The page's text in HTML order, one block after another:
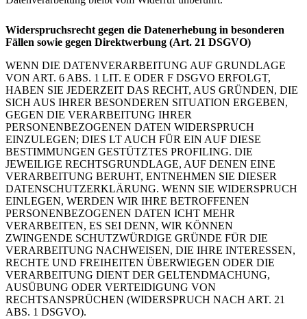
Widerspruchsrecht gegen die Datenerhebung in besonderen
Fällen sowie gegen Direktwerbung (Art. 21 DSGVO)
WENN DIE DATENVERARBEITUNG AUF GRUNDLAGE
VON ART. 6 ABS. 1 LIT. E ODER F DSGVO ERFOLGT,
HABEN SIE JEDERZEIT DAS RECHT, AUS GRÜNDEN, DIE
SICH AUS IHRER BESONDEREN SITUATION ERGEBEN,
GEGEN DIE VERARBEITUNG IHRER
PERSONENBEZOGENEN DATEN WIDERSPRUCH
EINZULEGEN; DIES LT AUCH FÜR EIN AUF DIESE
BESTIMMUNGEN GESTÜTZTES PROFILING. DIE
JEWEILIGE RECHTSGRUNDLAGE, AUF DENEN EINE
VERARBEITUNG BERUHT, ENTNEHMEN SIE DIESER
DATENSCHUTZERKLÄRUNG. WENN SIE WIDERSPRUCH
EINLEGEN, WERDEN WIR IHRE BETROFFENEN
PERSONENBEZOGENEN DATEN ICHT MEHR
VERARBEITEN, ES SEI DENN, WIR KÖNNEN
ZWINGENDE SCHUTZWÜRDIGE GRÜNDE FÜR DIE
VERARBEITUNG NACHWEISEN, DIE IHRE INTERESSEN,
RECHTE UND FREIHEITEN ÜBERWIEGEN ODER DIE
VERARBEITUNG DIENT DER GELTENDMACHUNG,
AUSÜBUNG ODER VERTEIDIGUNG VON
RECHTSANSPRÜCHEN (WIDERSPRUCH NACH ART. 21
ABS. 1 DSGVO).